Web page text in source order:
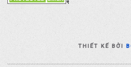
THIẾT KẾ BỞI